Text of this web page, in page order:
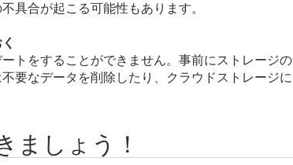
具合が起こる可能性もあります。
トをすることができません。事前にストレージの
要なデータを削除したり、クラウドストレージに
ましょう！